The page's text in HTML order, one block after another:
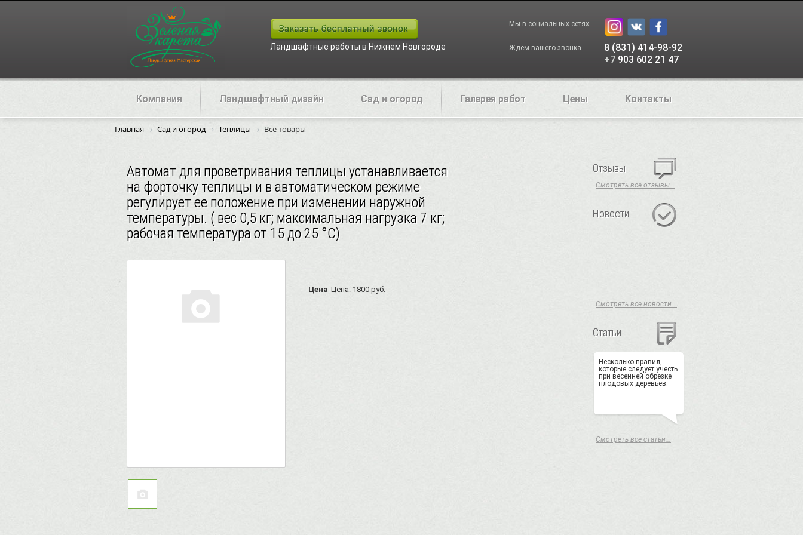
Ландшафтные работы в Нижнем Новгороде
Мы в социальных сетях
Ждем вашего звонка
8 (831) 414-98-92
+7 903 602 21 47
Компания Ландшафтный дизайн Сад и огород Галерея работ Цены Контакты
Главная Сад и огород Теплицы Все товары
Автомат для проветривания теплицы устанавливается
на форточку теплицы и в автоматическом режиме
регулирует ее положение при изменении наружной
температуры. ( вес 0,5 кг; максимальная нагрузка 7 кг;
рабочая температура от 15 до 25 °С)
Цена Цена: 1800 руб.
Отзывы
Смотреть все отзывы...
Новости
Смотреть все новости...
Статьи
Несколько правил,
которые следует учесть
при весенней обрезке
плодовых деревьев.
Смотреть все статьи...